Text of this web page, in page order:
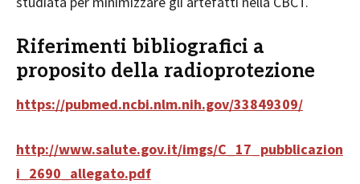
Riferimenti bibliografici a
proposito della radioprotezione
https://pubmed.ncbi.nlm.nih.gov/33849309/
http://www.salute.gov.it/imgs/C_17_pubblicazion
i_2690_allegato.pdf